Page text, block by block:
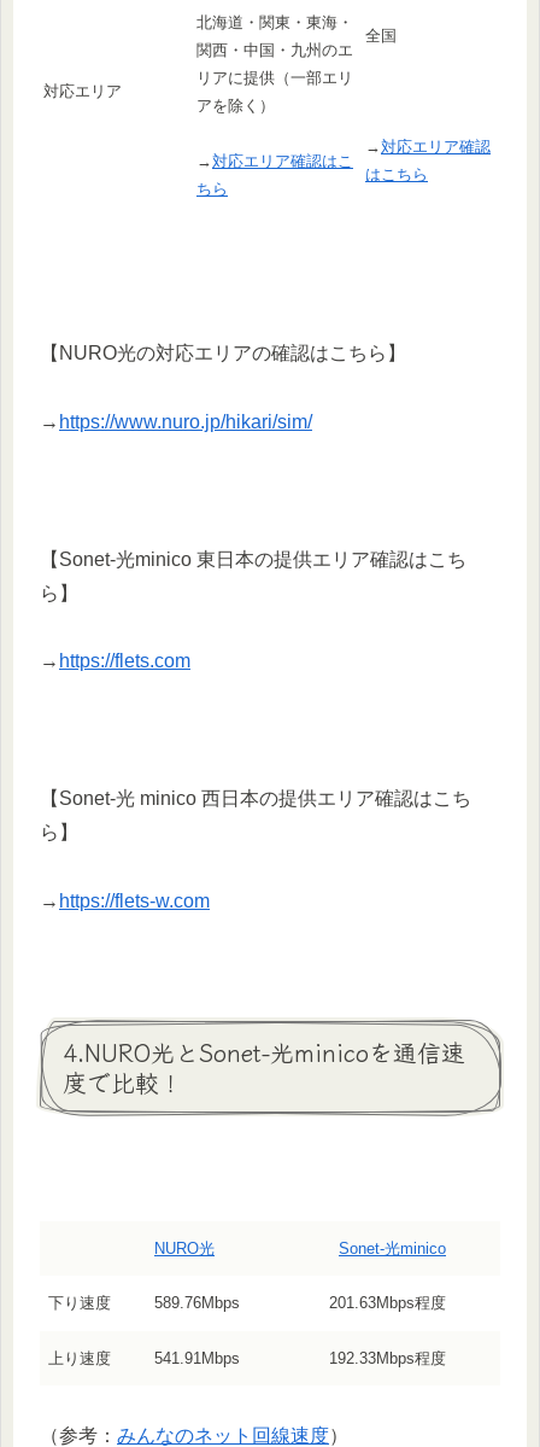
対応エリア
北海道・関東・東海・
関西・中国・九州のエ
リアに提供（一部エリ
アを除く）
→対応エリア確認はこ
ちら
全国
→対応エリア確認
はこちら
【NURO光の対応エリアの確認はこちら】
→ https://www.nuro.jp/hikari/sim/
【Sonet-光minico 東日本の提供エリア確認はこち
ら】
→ https://flets.com
【Sonet-光 minico 西日本の提供エリア確認はこち
ら】
→ https://flets-w.com
4.NURO光とSonet-光minicoを通信速
度で比較！
NURO光 Sonet-光minico
下り速度 589.76Mbps 201.63Mbps程度
上り速度 541.91Mbps 192.33Mbps程度
（参考： みんなのネット回線速度）